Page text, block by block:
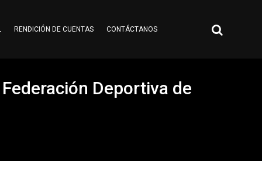
RENDICIÓN DE CUENTAS CONTÁCTANOS
Deportiva de